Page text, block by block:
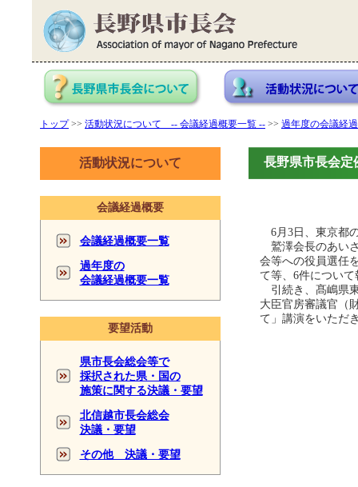
トップ>> 活動状況について -- 会議経過概要一覧 -- >> 過年度の会議経
活動状況について
会議経過概要
会議経過概要一覧
過年度の
会議経過概要一覧
要望活動
県市長会総会等で
採択された県・国の
施策に関する決議・要望
北信越市長会総会
決議・要望
その他 決議・要望
長野県市長会
6月3日、東京都
鷲澤会長のあい
会等への役員選任
て等、6件につい
引続き、髙嶋県
大臣官房審議官（
て」講演をいただ